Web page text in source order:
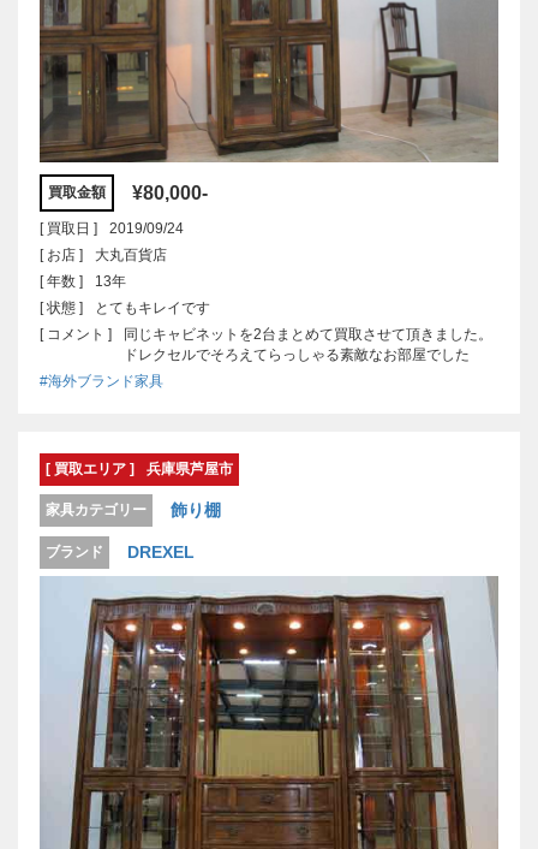
買取金額 ¥80,000-
[ 買取日 ]
2019/09/24
[ お店 ]
大丸百貨店
[ 年数 ]
13年
[ 状態 ]
とてもキレイです
[ コメント ]
同じキャビネットを2台まとめて買取させて頂きました。
ドレクセルでそろえてらっしゃる素敵なお部屋でした
#海外ブランド家具
[ 買取エリア ] 兵庫県芦屋市
家具カテゴリー 飾り棚
ブランド DREXEL